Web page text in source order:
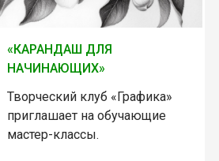
«КАРАНДАШ ДЛЯ
НАЧИНАЮЩИХ»
Творческий клуб «Графика»
приглашает на обучающие
мастер-классы.